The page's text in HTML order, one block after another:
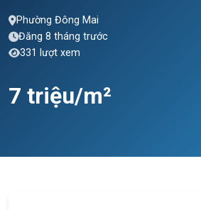
Phường Đông Mai
Đăng 8 tháng trước
331 lượt xem
7 triệu/m²